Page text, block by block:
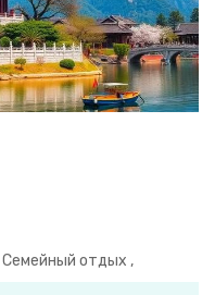
Семейный отдых ,